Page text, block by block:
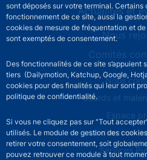
sont déposés sur votre terminal.
fonctionnement de ce site, aussi la
cookies de mesure de fréquentation et
sont exemptés de consentement.
Des fonctionnalités de ce site s’appuient
tiers (Dailymotion, Katchup, Google,
cookies pour des finalités qui leur sont
politique de confidentialité.
Si vous ne cliquez pas sur "Tout
utilisés. Le module de gestion des
retirer votre consentement, soit
pouvez retrouver ce module à tout
Actualités et
Nous
Comités
Footer secondary menu
Nous
Sourds et
Espace
La direction
Services